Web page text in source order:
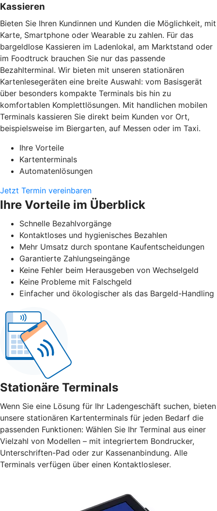
Kassieren
Bieten Sie Ihren Kundinnen und Kunden die Möglichkeit, mit
Karte, Smartphone oder Wearable zu zahlen. Für das
bargeldlose Kassieren im Ladenlokal, am Marktstand oder
im Foodtruck brauchen Sie nur das passende
Bezahlterminal. Wir bieten mit unseren stationären
Kartenlesegeräten eine breite Auswahl: vom Basisgerät
über besonders kompakte Terminals bis hin zu
komfortablen Komplettlösungen. Mit handlichen mobilen
Terminals kassieren Sie direkt beim Kunden vor Ort,
beispielsweise im Biergarten, auf Messen oder im Taxi.
Ihre Vorteile
Kartenterminals
Automatenlösungen
Jetzt Termin vereinbaren
Ihre Vorteile im Überblick
Schnelle Bezahlvorgänge
Kontaktloses und hygienisches Bezahlen
Mehr Umsatz durch spontane Kaufentscheidungen
Garantierte Zahlungseingänge
Keine Fehler beim Herausgeben von Wechselgeld
Keine Probleme mit Falschgeld
Einfacher und ökologischer als das Bargeld-Handling
Stationäre Terminals
Wenn Sie eine Lösung für Ihr Ladengeschäft suchen, bieten
unsere stationären Kartenterminals für jeden Bedarf die
passenden Funktionen: Wählen Sie Ihr Terminal aus einer
Vielzahl von Modellen – mit integriertem Bondrucker,
Unterschriften-Pad oder zur Kassenanbindung. Alle
Terminals verfügen über einen Kontaktlosleser.